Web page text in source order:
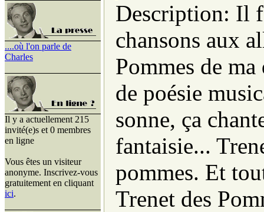
....où l'on parle de
Charles
Il y a actuellement 215
invité(e)s et 0 membres
en ligne
Vous êtes un visiteur
anonyme. Inscrivez-vous
gratuitement en cliquant
ici.
Description: Il
chansons aux
Pommes de
de poésie
sonne, ça
fantaisie...
pommes. Et
Trenet des